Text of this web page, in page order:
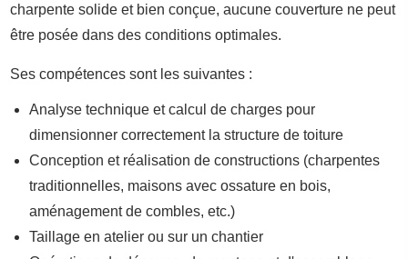
charpente solide et bien conçue, aucune couverture ne peut
être posée dans des conditions optimales.
Ses compétences sont les suivantes :
Analyse technique et calcul de charges pour
dimensionner correctement la structure de toiture
Conception et réalisation de constructions (charpentes
traditionnelles, maisons avec ossature en bois,
aménagement de combles, etc.)
Taillage en atelier ou sur un chantier